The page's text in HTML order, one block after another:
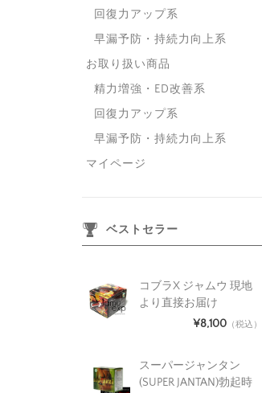
回復力アップ系
早漏予防・持続力向上系
お取り扱い商品
精力増強・ED改善系
回復力アップ系
早漏予防・持続力向上系
マイページ
ベストセラー
コブラX ジャムウ 現地
より直接お届け
¥8,100 （税込）
スーパージャンタン
(SUPER JANTAN)勃起時